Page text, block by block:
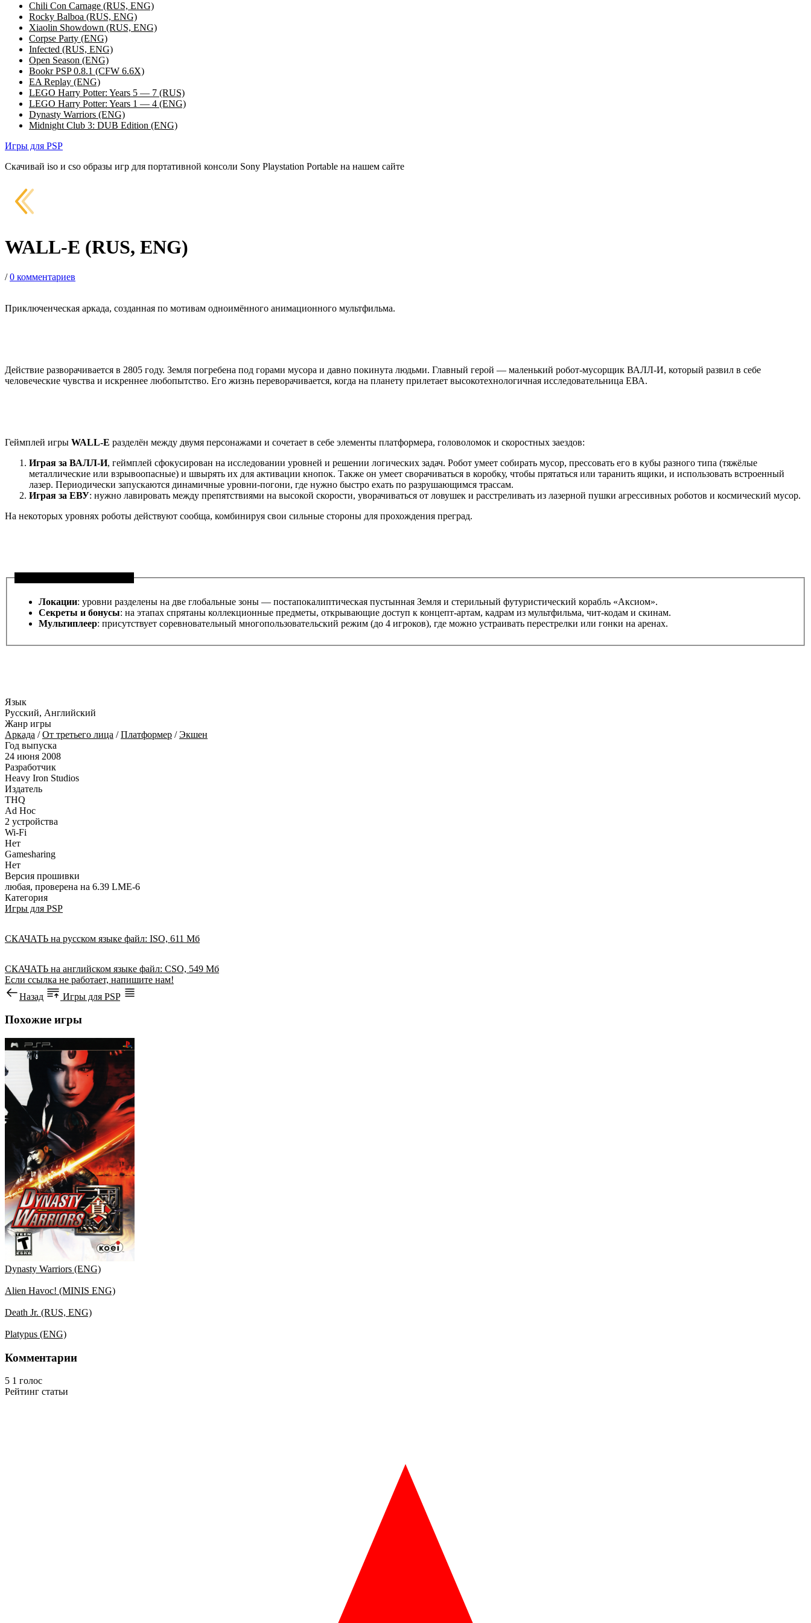
Chili Con Carnage (RUS, ENG)
Rocky Balboa (RUS, ENG)
Xiaolin Showdown (RUS, ENG)
Corpse Party (ENG)
Infected (RUS, ENG)
Open Season (ENG)
Bookr PSP 0.8.1 (CFW 6.6X)
EA Replay (ENG)
LEGO Harry Potter: Years 5 — 7 (RUS)
LEGO Harry Potter: Years 1 — 4 (ENG)
Dynasty Warriors (ENG)
Midnight Club 3: DUB Edition (ENG)
Игры для PSP
Скачивай iso и cso образы игр для портативной консоли Sony Playstation Portable на нашем сайте
WALL-E (RUS, ENG)
/0 комментариев
Приключенческая аркада, созданная по мотивам одноимённого анимационного мультфильма.
Действие разворачивается в 2805 году. Земля погребена под горами мусора и давно покинута людьми. Главный герой — маленький робот-мусорщик ВАЛЛ-И, который развил в себе
человеческие чувства и искреннее любопытство. Его жизнь переворачивается, когда на планету прилетает высокотехнологичная исследовательница ЕВА.
Геймплей игры WALL-E разделён между двумя персонажами и сочетает в себе элементы платформера, головоломок и скоростных заездов:
Играя за ВАЛЛ-И, геймплей сфокусирован на исследовании уровней и решении логических задач. Робот умеет собирать мусор, прессовать его в кубы разного типа (тяжёлые
металлические или взрывоопасные) и швырять их для активации кнопок. Также он умеет сворачиваться в коробку, чтобы прятаться или таранить ящики, и использовать встроенный
лазер. Периодически запускаются динамичные уровни-погони, где нужно быстро ехать по разрушающимся трассам.
Играя за ЕВУ: нужно лавировать между препятствиями на высокой скорости, уворачиваться от ловушек и расстреливать из лазерной пушки агрессивных роботов и космический мусор.
На некоторых уровнях роботы действуют сообща, комбинируя свои сильные стороны для прохождения преград.
Локации: уровни разделены на две глобальные зоны — постапокалиптическая пустынная Земля и стерильный футуристический корабль «Аксиом».
Секреты и бонусы: на этапах спрятаны коллекционные предметы, открывающие доступ к концепт-артам, кадрам из мультфильма, чит-кодам и скинам.
Мультиплеер: присутствует соревновательный многопользовательский режим (до 4 игроков), где можно устраивать перестрелки или гонки на аренах.
Язык
Русский, Английский
Жанр игры
Аркада /От третьего лица /Платформер /Экшен
Год выпуска
24 июня 2008
Разработчик
Heavy Iron Studios
Издатель
THQ
Ad Hoc
2 устройства
Wi-Fi
Нет
Gamesharing
Нет
Версия прошивки
любая, проверена на 6.39 LME-6
Категория
Игры для PSP
СКАЧАТЬ на русском языке файл: ISO, 611 Мб
СКАЧАТЬ на английском языке файл: CSO, 549 Мб
Если ссылка не работает, напишите нам!
Назад
Игры для PSP
Похожие игры
Dynasty Warriors (ENG)
Alien Havoc! (MINIS ENG)
Death Jr. (RUS, ENG)
Platypus (ENG)
Комментарии
5 1 голос
Рейтинг статьи